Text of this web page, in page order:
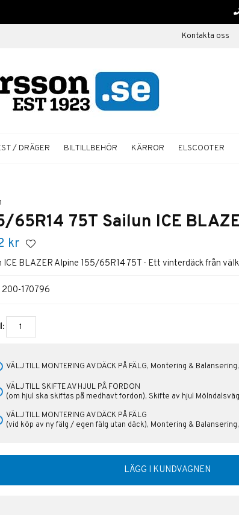
Kontakta oss
/ DRÄGER BILTILLBEHÖR KÄRROR ELSCOOTER
65R14 75T Sailun ICE
kr
ICE BLAZER Alpine 155/65R14 75T - Ett vinterdäck från
200-170796
VÄLJ TILL MONTERING AV DÄCK PÅ FÄLG, Montering &
VÄLJ TILL SKIFTE AV HJUL PÅ FORDON
(om hjul ska skiftas på medhavt fordon), Skifte av hjul
VÄLJ TILL MONTERING AV DÄCK PÅ FÄLG
(vid köp av ny fälg / egen fälg utan däck), Montering &
LÄGG I KUNDVAGNEN